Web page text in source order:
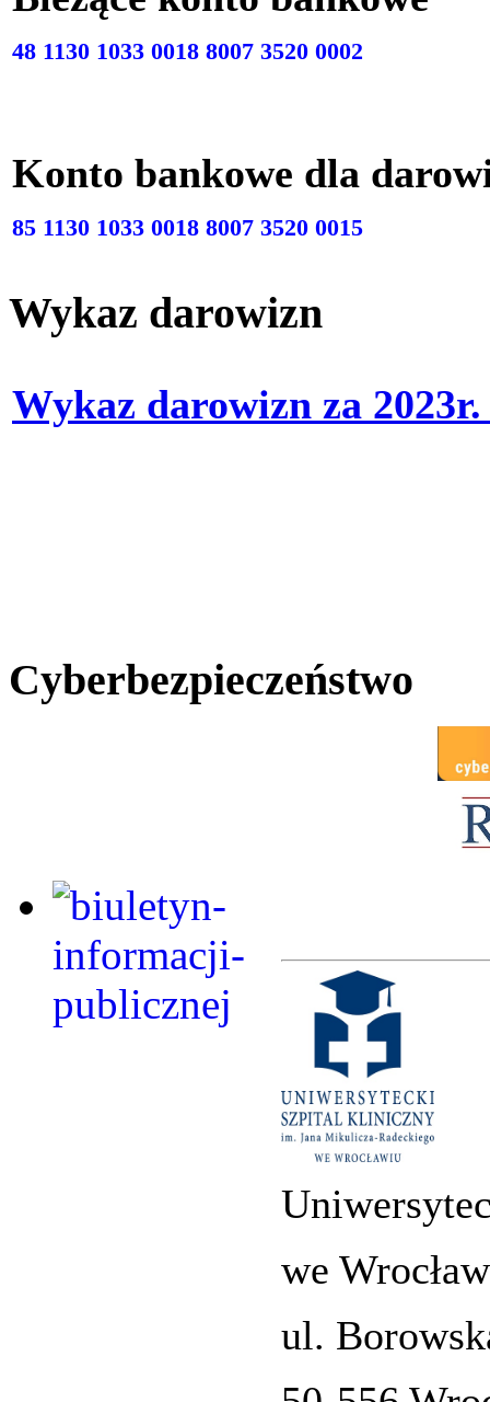
48 1130 1033 0018 8007 3520 0002
Konto bankowe dla
85 1130 1033 0018 8007 3520 0015
Wykaz darowizn
Wykaz darowizn za
Cyberbezpieczeństwo
we
ul.